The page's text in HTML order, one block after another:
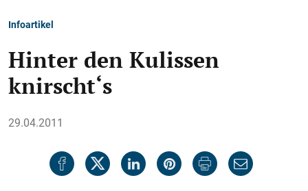
Infoartikel
Hinter den Kulissen
knirscht‘s
29.04.2011